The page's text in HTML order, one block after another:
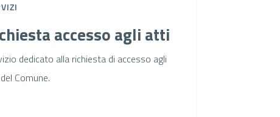
accesso agli atti
dedicato alla richiesta di accesso agli
Comune.